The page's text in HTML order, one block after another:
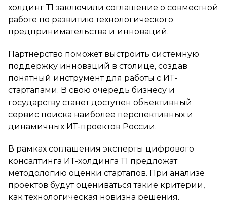
холдинг Т1 заключили соглашение о совместной
работе по развитию технологического
предпринимательства и инноваций.
Партнерство поможет выстроить системную
поддержку инноваций в столице, создав
понятный инструмент для работы с ИТ-
стартапами. В свою очередь бизнесу и
государству станет доступен объективный
сервис поиска наиболее перспективных и
динамичных ИТ-проектов России.
В рамках соглашения эксперты цифрового
консалтинга ИТ-холдинга Т1 предложат
методологию оценки стартапов. При анализе
проектов будут оцениваться такие критерии,
как технологическая новизна решения,